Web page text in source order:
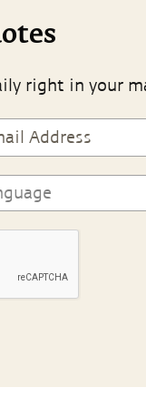
right in your